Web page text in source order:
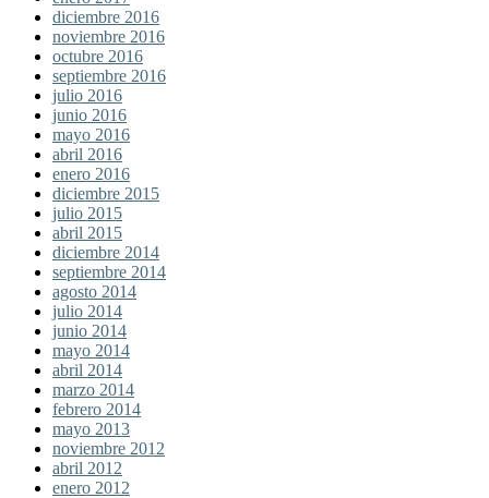
diciembre 2016
noviembre 2016
octubre 2016
septiembre 2016
julio 2016
junio 2016
mayo 2016
abril 2016
enero 2016
diciembre 2015
julio 2015
abril 2015
diciembre 2014
septiembre 2014
agosto 2014
julio 2014
junio 2014
mayo 2014
abril 2014
marzo 2014
febrero 2014
mayo 2013
noviembre 2012
abril 2012
enero 2012